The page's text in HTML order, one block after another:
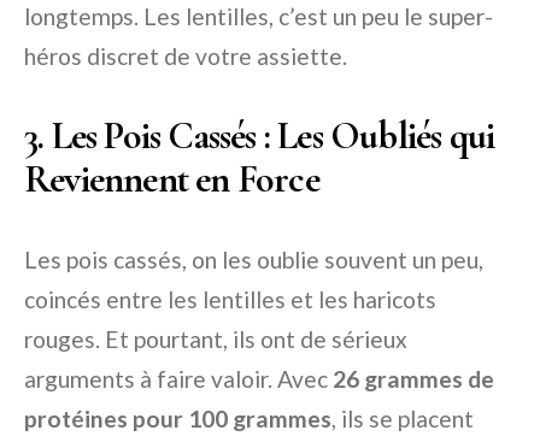
longtemps. Les lentilles, c’est un peu le super-
héros discret de votre assiette.
3. Les Pois Cassés : Les Oubliés qui
Reviennent en Force
Les pois cassés, on les oublie souvent un peu,
coincés entre les lentilles et les haricots
rouges. Et pourtant, ils ont de sérieux
arguments à faire valoir. Avec 26 grammes de
protéines pour 100 grammes , ils se placent